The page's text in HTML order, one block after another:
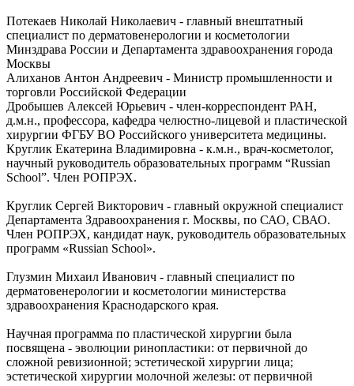
Потекаев Николай Николаевич - главный внештатный
специалист по дерматовенерологии и косметологии
Минздрава России и Департамента здравоохранения города
Москвы
Алиханов Антон Андреевич - Министр промышленности и
торговли Российской Федерации
Дробышев Алексей Юрьевич - член-корреспондент РАН,
д.м.н., профессора, кафедра челюстно-лицевой и пластической
хирургии ФГБУ ВО Российского университета медицины.
Круглик Екатерина Владимировна - к.м.н., врач-косметолог,
научный руководитель образовательных программ “Russian
School”. Член РОПРЭХ.
Круглик Сергей Викторович - главный окружной специалист
Департамента Здравоохранения г. Москвы, по САО, СВАО.
Член РОПРЭХ, кандидат наук, руководитель образовательных
программ «Russian School».
Глузмин Михаил Иванович - главный специалист по
дерматовенерологии и косметологии министерства
здравоохранения Краснодарского края.
Научная программа по пластической хирургии была
посвящена - эволюции ринопластики: от первичной до
сложной ревизионной; эстетической хирургии лица;
эстетической хирургии молочной железы: от первичной